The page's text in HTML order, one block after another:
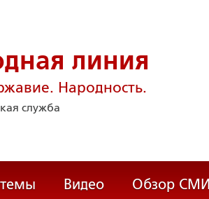
линия
Народность.
служба
Видео Обзор СМИ